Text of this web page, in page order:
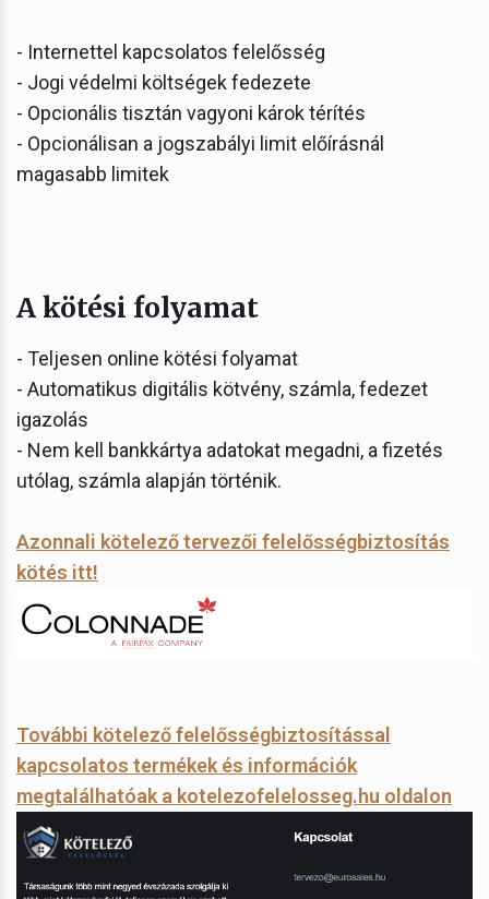
- Internettel kapcsolatos felelősség
- Jogi védelmi költségek fedezete
- Opcionális tisztán vagyoni károk térítés
- Opcionálisan a jogszabályi limit előírásnál
magasabb limitek
A kötési folyamat
- Teljesen online kötési folyamat
- Automatikus digitális kötvény, számla, fedezet
igazolás
- Nem kell bankkártya adatokat megadni, a fizetés
utólag, számla alapján történik.
Azonnali kötelező tervezői felelősségbiztosítás
kötés itt!
További kötelező felelősségbiztosítással
kapcsolatos termékek és információk
megtalálhatóak a kotelezofelelosseg.hu oldalon